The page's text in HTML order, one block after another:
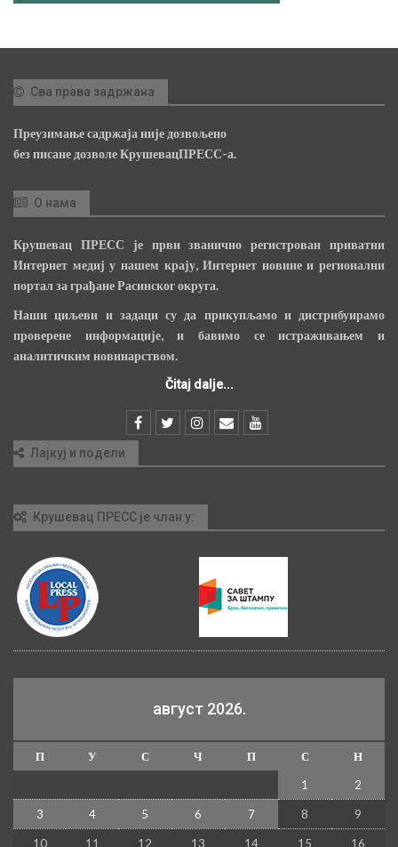
Сва права задржана
Преузимање садржаја није дозвољено
без писане дозволе КрушевацПРЕСС-а.
О нама
Крушевац ПРЕСС је први званично регистрован приватни
Интернет медиј у нашем крају, Интернет новине и регионални
портал за грађане Расинског округа.
Наши циљеви и задаци су да прикупљамо и дистрибуирамо
проверене информације, и бавимо се истраживањем и
аналитичким новинарством.
Čitaj dalje...
Лајкуј и подели
Крушевац ПРЕСС је члан у:
август 2026.
П У С Ч П С
Н
1
2
3 4 5 6 7 8 9
10 11 12 13 14 15 16